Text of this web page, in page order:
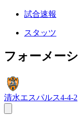
試合速報
スタッツ
フォーメー
清水エスパルス4-4-2